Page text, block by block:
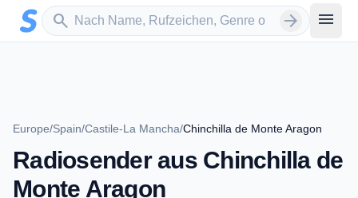
Zum Hauptinhalt springen
search
Sender suchen arrow_forward menu
Europe/Spain/Castile-La Mancha/Chinchilla de Monte Aragon
Radiosender aus Chinchilla de
Monte Aragon